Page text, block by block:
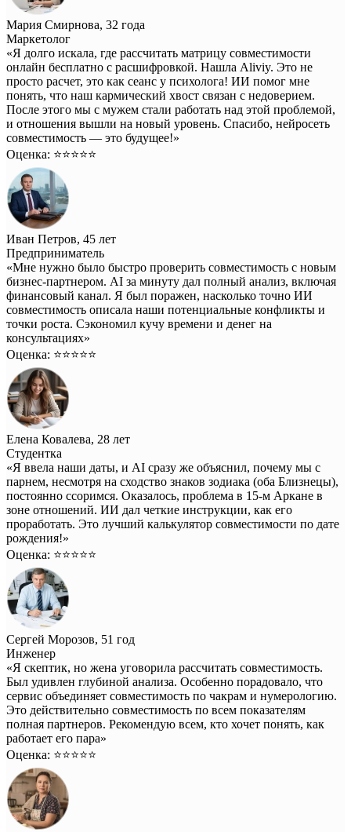
Мария Смирнова, 32 года
Маркетолог
«Я долго искала, где рассчитать матрицу совместимости
онлайн бесплатно с расшифровкой. Нашла Aliviy. Это не
просто расчет, это как сеанс у психолога! ИИ помог мне
понять, что наш кармический хвост связан с недоверием.
После этого мы с мужем стали работать над этой проблемой,
и отношения вышли на новый уровень. Спасибо, нейросеть
совместимость — это будущее!»
Оценка: ⭐️⭐️⭐️⭐️⭐️
Иван Петров, 45 лет
Предприниматель
«Мне нужно было быстро проверить совместимость с новым
бизнес-партнером. AI за минуту дал полный анализ, включая
финансовый канал. Я был поражен, насколько точно ИИ
совместимость описала наши потенциальные конфликты и
точки роста. Сэкономил кучу времени и денег на
консультациях»
Оценка: ⭐️⭐️⭐️⭐️⭐️
Елена Ковалева, 28 лет
Студентка
«Я ввела наши даты, и AI сразу же объяснил, почему мы с
парнем, несмотря на сходство знаков зодиака (оба Близнецы),
постоянно ссоримся. Оказалось, проблема в 15-м Аркане в
зоне отношений. ИИ дал четкие инструкции, как его
проработать. Это лучший калькулятор совместимости по дате
рождения!»
Оценка: ⭐️⭐️⭐️⭐️⭐️
Сергей Морозов, 51 год
Инженер
«Я скептик, но жена уговорила рассчитать совместимость.
Был удивлен глубиной анализа. Особенно порадовало, что
сервис объединяет совместимость по чакрам и нумерологию.
Это действительно совместимость по всем показателям
полная партнеров. Рекомендую всем, кто хочет понять, как
работает его пара»
Оценка: ⭐️⭐️⭐️⭐️⭐️